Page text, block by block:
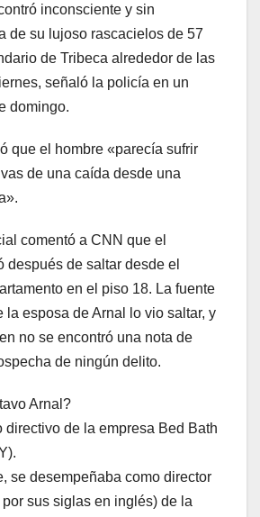
inconsciente y sin
de su lujoso rascacielos de 57
de Tribeca alrededor de las
señaló la policía en un
domingo.
que el hombre «parecía sufrir
de una caída desde una
comentó a CNN que el
después de saltar desde el
en el piso 18. La fuente
la esposa de Arnal lo vio saltar, y
no se encontró una nota de
de ningún delito.
Arnal?
directivo de la empresa Bed Bath
se desempeñaba como director
sus siglas en inglés) de la